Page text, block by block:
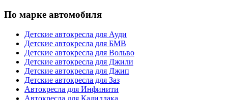
По марке автомобиля
Детские автокресла для Ауди
Детские автокресла для БМВ
Детские автокресла для Вольво
Детские автокресла для Джили
Детские автокресла для Джип
Детские автокресла для Заз
Автокресла для Инфинити